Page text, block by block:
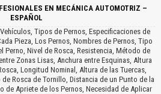
EN MECÁNICA AUTOMOTRIZ –
ESPAÑOL
Tipos de Pernos, Especificaciones de
Pieza, Los Pernos, Nombres de Pernos, Tipo
Perno, Nivel de Rosca, Resistencia, Método de
Zonas Lisas, Anchura entre Esquinas, Altura
Longitud Nominal, Altura de las Tuercas,
Rosca de Tornillo, Distancia de un Punto de la
de Apriete de los Pernos, Necesidad de Aplicar